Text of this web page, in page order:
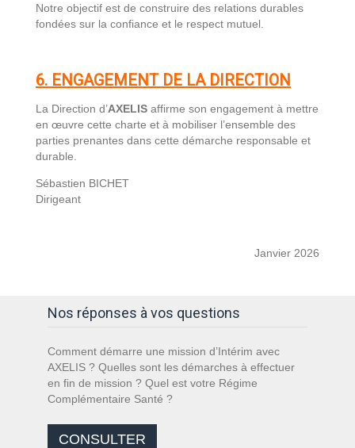
Notre objectif est de construire des relations durables
fondées sur la confiance et le respect mutuel.
6. ENGAGEMENT DE LA DIRECTION
La Direction d’AXELIS affirme son engagement à mettre
en œuvre cette charte et à mobiliser l’ensemble des
parties prenantes dans cette démarche responsable et
durable.
Sébastien BICHET
Dirigeant
Janvier 2026
Nos réponses à vos questions
Comment démarre une mission d’Intérim avec
AXELIS ? Quelles sont les démarches à effectuer
en fin de mission ? Quel est votre Régime
Complémentaire Santé ?
CONSULTER